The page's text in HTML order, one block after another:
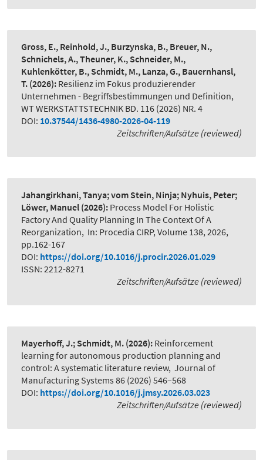
Gross, E., Reinhold, J., Burzynska, B., Breuer, N.,
Schnichels, A., Theuner, K., Schneider, M.,
Kuhlenkötter, B., Schmidt, M., Lanza, G., Bauernhansl,
T. (2026): Resilienz im Fokus produzierender
Unternehmen - Begriffsbestimmungen und Definition,
WT WERKSTATTSTECHNIK BD. 116 (2026) NR. 4
DOI: 10.37544/1436-4980-2026-04-119
Zeitschriften/Aufsätze (reviewed)
Jahangirkhani, Tanya; vom Stein, Ninja; Nyhuis, Peter;
Löwer, Manuel (2026): Process Model For Holistic
Factory And Quality Planning In The Context Of A
Reorganization, In: Procedia CIRP, Volume 138, 2026,
pp.162-167
DOI: https://doi.org/10.1016/j.procir.2026.01.029
ISSN: 2212-8271
Zeitschriften/Aufsätze (reviewed)
Mayerhoff, J.; Schmidt, M. (2026): Reinforcement
learning for autonomous production planning and
control: A systematic literature review, Journal of
Manufacturing Systems 86 (2026) 546–568
DOI: https://doi.org/10.1016/j.jmsy.2026.03.023
Zeitschriften/Aufsätze (reviewed)